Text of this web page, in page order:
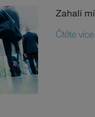
Zahalí
Čtěte více